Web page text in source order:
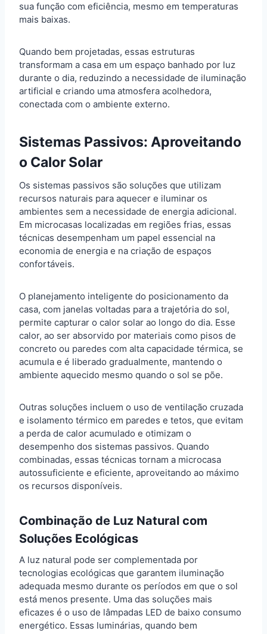
sua função com eficiência, mesmo em temperaturas
mais baixas.
Quando bem projetadas, essas estruturas
transformam a casa em um espaço banhado por luz
durante o dia, reduzindo a necessidade de iluminação
artificial e criando uma atmosfera acolhedora,
conectada com o ambiente externo.
Sistemas Passivos: Aproveitando
o Calor Solar
Os sistemas passivos são soluções que utilizam
recursos naturais para aquecer e iluminar os
ambientes sem a necessidade de energia adicional.
Em microcasas localizadas em regiões frias, essas
técnicas desempenham um papel essencial na
economia de energia e na criação de espaços
confortáveis.
O planejamento inteligente do posicionamento da
casa, com janelas voltadas para a trajetória do sol,
permite capturar o calor solar ao longo do dia. Esse
calor, ao ser absorvido por materiais como pisos de
concreto ou paredes com alta capacidade térmica, se
acumula e é liberado gradualmente, mantendo o
ambiente aquecido mesmo quando o sol se põe.
Outras soluções incluem o uso de ventilação cruzada
e isolamento térmico em paredes e tetos, que evitam
a perda de calor acumulado e otimizam o
desempenho dos sistemas passivos. Quando
combinadas, essas técnicas tornam a microcasa
autossuficiente e eficiente, aproveitando ao máximo
os recursos disponíveis.
Combinação de Luz Natural com
Soluções Ecológicas
A luz natural pode ser complementada por
tecnologias ecológicas que garantem iluminação
adequada mesmo durante os períodos em que o sol
está menos presente. Uma das soluções mais
eficazes é o uso de lâmpadas LED de baixo consumo
energético. Essas luminárias, quando bem